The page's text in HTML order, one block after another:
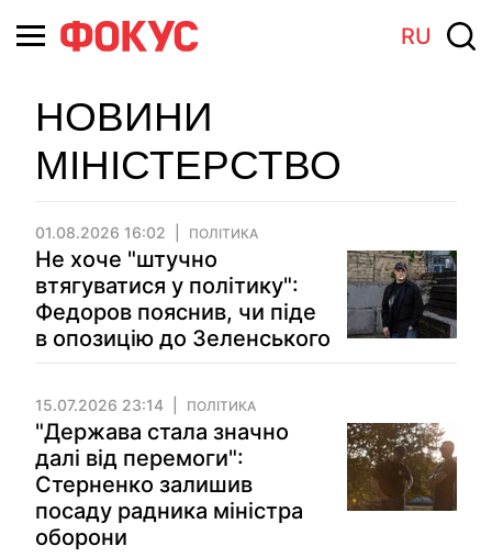
RU
НОВИНИ
МІНІСТЕРСТВО
01.08.2026 16:02 ПОЛІТИКА
Не хоче "штучно
втягуватися у політику":
Федоров пояснив, чи піде
в опозицію до Зеленського
15.07.2026 23:14 ПОЛІТИКА
"Держава стала значно
далі від перемоги":
Стерненко залишив
посаду радника міністра
оборони